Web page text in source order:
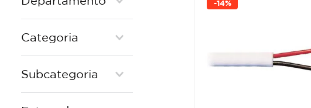
Categoria
Subcategoria
-14%